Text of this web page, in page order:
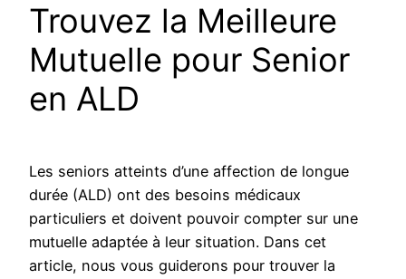
Trouvez la Meilleure
Mutuelle pour Senior
en ALD
Les seniors atteints d’une affection de longue
durée (ALD) ont des besoins médicaux
particuliers et doivent pouvoir compter sur une
mutuelle adaptée à leur situation. Dans cet
article, nous vous guiderons pour trouver la